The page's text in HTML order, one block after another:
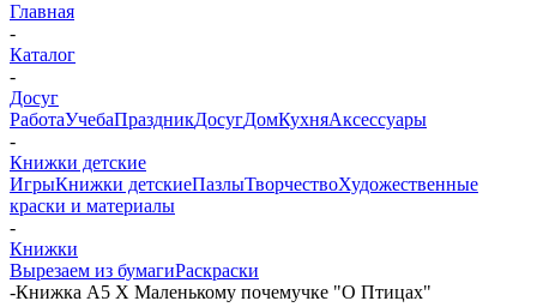
Главная
-
Каталог
-
Досуг
РаботаУчебаПраздникДосугДомКухняАксессуары
-
Книжки детские
ИгрыКнижки детскиеПазлыТворчествоХудожественные
краски и материалы
-
Книжки
Вырезаем из бумагиРаскраски
-Книжка А5 Х Маленькому почемучке "О Птицах"